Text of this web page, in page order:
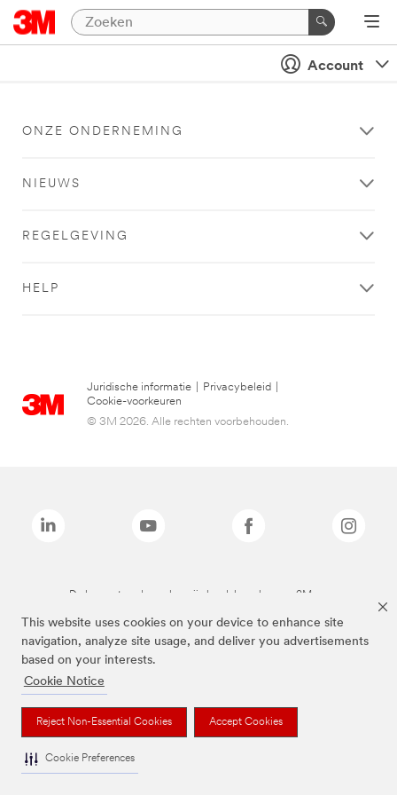
This website uses cookies on your device to enhance site
navigation, analyze site usage, and deliver you advertisements
based on your interests.
Cookie Notice
Reject Non-Essential Cookies Accept Cookies
Cookie Preferences
Account
ONZE ONDERNEMING
NIEUWS
REGELGEVING
HELP
Juridische informatie Privacybeleid
Cookie-voorkeuren
© 3M 2026. Alle rechten voorbehouden.
De bovenstaande merken zijn handelsmerken van 3M.we